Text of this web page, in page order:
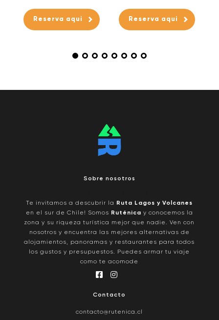
Reserva aqui Reserva aqui
Sobre nosotros
Te invitamos a descubrir la
Ruta Lagos y Volcanes
en el sur de Chile! Somos Ruténica y conocemos la
zona y su riqueza turística mejor que nadie. Ven con
nosotros y encuentra las mejores alternativas de
alojamientos, panoramas y restaurantes para todos
los gustos y presupuestos. Puedes armar tu viaje
como te acomode
Contacto
contacto@rutenica.cl